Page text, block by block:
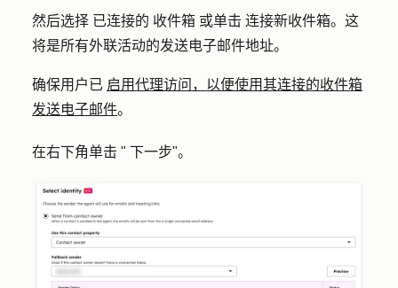
然后选择 已连接的 收件箱 或单击 连接新收件箱。这
将是所有外联活动的发送电子邮件地址。
确保用户已 启用代理访问，以便使用其连接的收件箱
发送电子邮件。
在右下角单击 " 下一步"。